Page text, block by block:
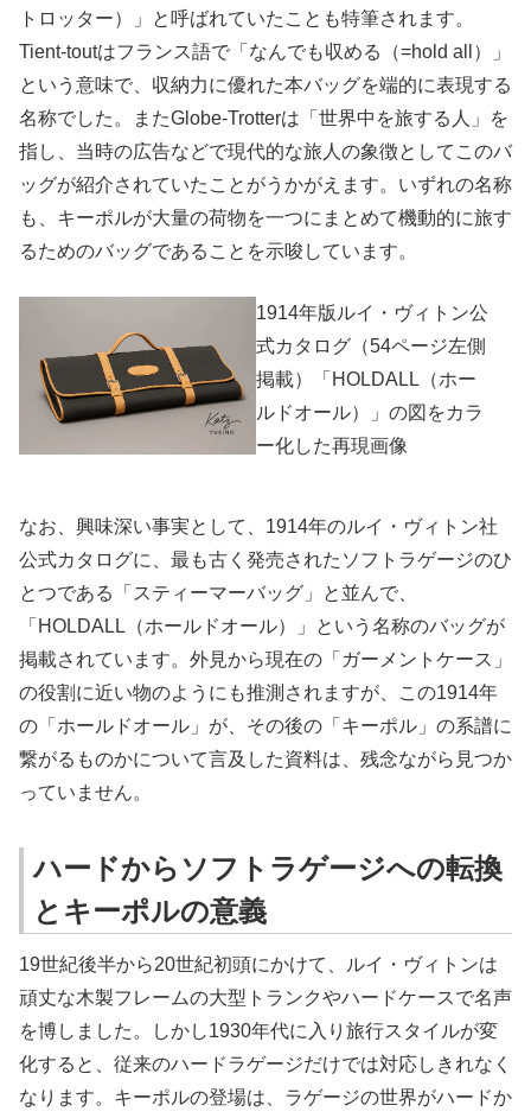
トロッター）」と呼ばれていたことも特筆されます。
Tient-toutはフランス語で「なんでも収める（=hold all
）」
という意味で、収納力に優れた本バッグを端的に表現する
名称でした。またGlobe-Trotterは「世界中を旅する人」を
指し、当時の広告などで現代的な旅人の象徴としてこのバ
ッグが紹介されていたことがうかがえます。いずれの名称
も、キーポルが大量の荷物を一つにまとめて機動的に旅す
るためのバッグであることを示唆しています。
1914年版ルイ・ヴィトン公
式カタログ（54ページ左側
掲載）「HOLDALL（ホー
ルドオール）」の図をカラ
ー化した再現画像
なお、興味深い事実として、1914年のルイ・ヴィトン社
公式カタログに、最も古く発売されたソフトラゲージのひ
とつである「スティーマーバッグ」と並んで、
「HOLDALL（ホールドオール）」という名称のバッグが
掲載されています。外見から現在の「ガーメントケース」
の役割に近い物のようにも推測されますが、この1914年
の「ホールドオール」が、その後の「キーポル」の系譜に
繋がるものかについて言及した資料は、残念ながら見つか
っていません。
ハードからソフトラゲージへの転換
とキーポルの意義
19世紀後半から20世紀初頭にかけて、ルイ・ヴィトンは
頑丈な木製フレームの大型トランクやハードケースで名声
を博しました。しかし1930年代に入り旅行スタイルが変
化すると、従来のハードラゲージだけでは対応しきれなく
なります。キーポルの登場は、ラゲージの世界がハードか